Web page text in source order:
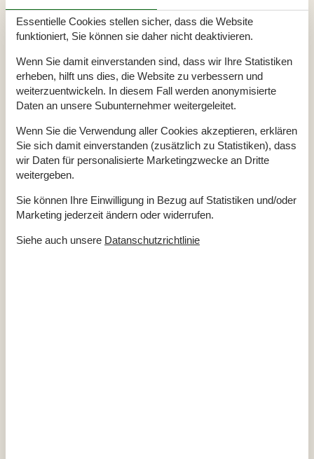
Bademöglichkeiten (Sandstrand)
Eingezäuntes Grundstück
Gartengrill
Terrasse 2
Drinnen
DVD-player
Internetzugang
TV
Waschmaschine
Entfernung
Einkauf 8 km
Restaurant 900 m
Küche
Abzugshaube
Essentielle Cookies stellen sicher, dass die Website
funktioniert, Sie können sie daher nicht deaktivieren.
Wenn Sie damit einverstanden sind, dass wir Ihre Statistiken
erheben, hilft uns dies, die Website zu verbessern und
weiterzuentwickeln. In diesem Fall werden anonymisierte
Daten an unsere Subunternehmer weitergeleitet.
Wenn Sie die Verwendung aller Cookies akzeptieren, erklären
Sie sich damit einverstanden (zusätzlich zu Statistiken), dass
wir Daten für personalisierte Marketingzwecke an Dritte
weitergeben.
Sie können Ihre Einwilligung in Bezug auf Statistiken und/oder
Marketing jederzeit ändern oder widerrufen.
Siehe auch unsere Datanschutzrichtlinie